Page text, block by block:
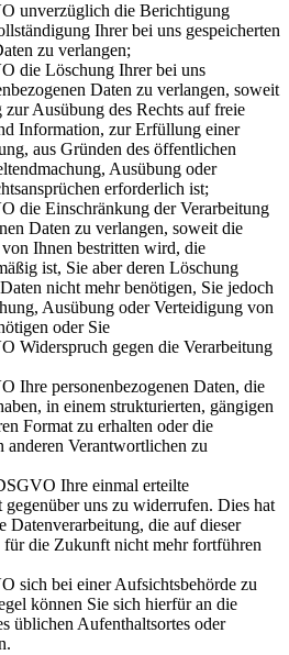
unverzüglich die Berichtigung
Ihrer bei uns gespeicherten
zu verlangen;
die Löschung Ihrer bei uns
Daten zu verlangen, soweit
Ausübung des Rechts auf freie
Information, zur Erfüllung einer
aus Gründen des öffentlichen
Ausübung oder
erforderlich ist;
die Einschränkung der Verarbeitung
Daten zu verlangen, soweit die
Ihnen bestritten wird, die
ist, Sie aber deren Löschung
nicht mehr benötigen, Sie jedoch
Ausübung oder Verteidigung von
oder Sie
Widerspruch gegen die Verarbeitung
Ihre personenbezogenen Daten, die
in einem strukturierten, gängigen
Format zu erhalten oder die
anderen Verantwortlichen zu
Ihre einmal erteilte
uns zu widerrufen. Dies hat
Datenverarbeitung, die auf dieser
die Zukunft nicht mehr fortführen
sich bei einer Aufsichtsbehörde zu
können Sie sich hierfür an die
üblichen Aufenthaltsortes oder